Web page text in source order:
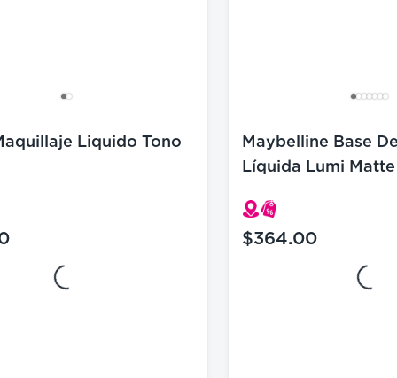
Liquido Tono
$199.00
Loading...
Maybelline Base
Líquida Lumi Matte
$364.00
precio actual $364.00
Loading...